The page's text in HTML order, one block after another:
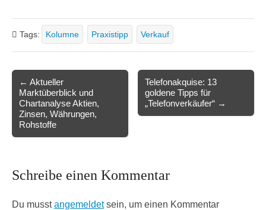
Tags: Kolumne Praxistipp Verkauf
navigation
← Aktueller
Marktüberblick und
Chartanalyse Aktien,
Zinsen, Währungen,
Rohstoffe
Telefonakquise: 13
goldene Tipps für
„Telefonverkäufer“ →
Schreibe einen Kommentar
Du musstangemeldetsein, um einen Kommentar